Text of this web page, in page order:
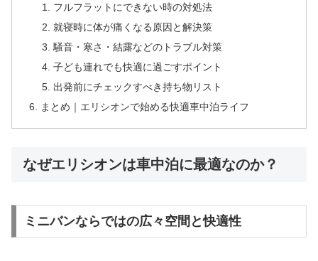
フルフラットにできない時の対処法
就寝時に体が痛くなる原因と解決策
騒音・寒さ・結露などのトラブル対策
子ども連れでも快適に過ごすポイント
出発前にチェックすべき持ち物リスト
まとめ｜エリシオンで始める快適車中泊ライフ
なぜエリシオンは車中泊に最適なのか？
ミニバンならではの広々空間と快適性